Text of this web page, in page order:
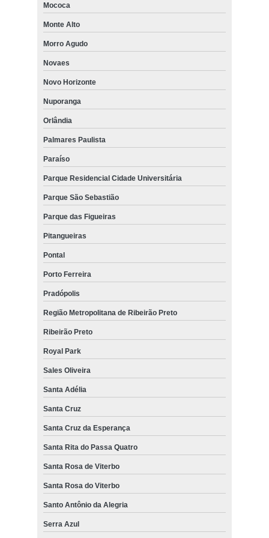
Mococa
Monte Alto
Morro Agudo
Novaes
Novo Horizonte
Nuporanga
Orlândia
Palmares Paulista
Paraíso
Parque Residencial Cidade Universitária
Parque São Sebastião
Parque das Figueiras
Pitangueiras
Pontal
Porto Ferreira
Pradópolis
Região Metropolitana de Ribeirão Preto
Ribeirão Preto
Royal Park
Sales Oliveira
Santa Adélia
Santa Cruz
Santa Cruz da Esperança
Santa Rita do Passa Quatro
Santa Rosa de Viterbo
Santa Rosa do Viterbo
Santo Antônio da Alegria
Serra Azul